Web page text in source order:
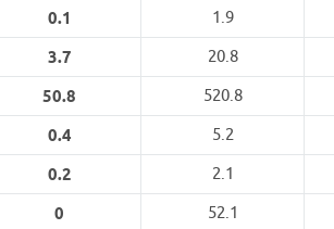
0.1 1.9
3.7 20.8
50.8 520.8
0.4 5.2
0.2 2.1
0 52.1